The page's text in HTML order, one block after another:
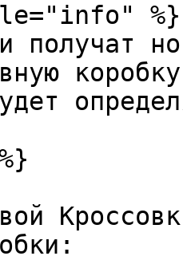
%}
получат